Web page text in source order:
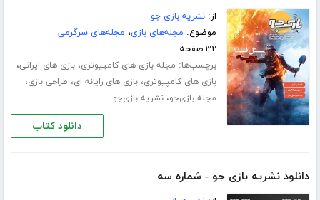
از:نشریه بازی جو
موضوع: مجله‌های بازی، مجله‌های سرگرمی
۳۲ صفحه
برچسب‌ها: مجله بازی های کامپیوتری،بازی های ایرانی،
بازی های کامپیوتری،بازی های رایانه ای، طراحی بازی،
مجله بازی‌جو،نشریه بازی‌جو
دانلود کتاب
دانلود نشریه بازی جو - شماره سه